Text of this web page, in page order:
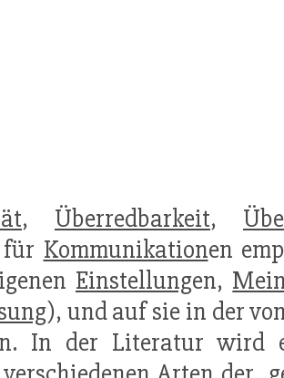
, Überredbarkeit,
Kommunikationen
Einstellungen,
), und auf sie in der
In der Literatur wird